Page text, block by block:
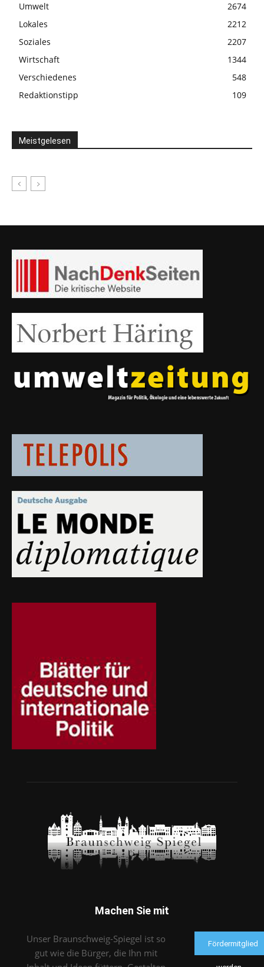
Umwelt
2674
Lokales
2212
Soziales
2207
Wirtschaft
1344
Verschiedenes
548
Redaktionstipp
109
Meistgelesen
Machen Sie mit
Unser Braunschweig-Spiegel ist so
gut wie die Bürger, die Ihn mit
Fördermitglied